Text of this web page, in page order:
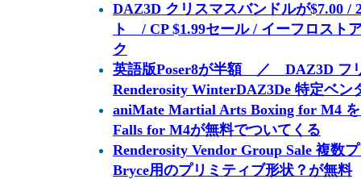
DAZ3D クリスマスバンドルが$7.00 /
ト / CP $1.99セール / イーフロス
ク
英語版Poser8が半額 ／ DAZ3D
Renderosity WinterDAZ3De 特定ベン
aniMate Martial Arts Boxing for M4
Falls for M4が無料でついてくる
Renderosity Vendor Group Sale 複
Bryce用のプリミティブ形状？が無料